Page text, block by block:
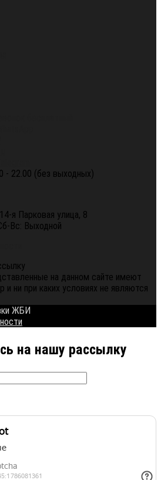
- 22.00 (без выходных)
я Парковая улица, 8
Вс: Выходной
на данном сайте имеют
и ни при каких условиях не являются
ЖБИ
на нашу рассылку